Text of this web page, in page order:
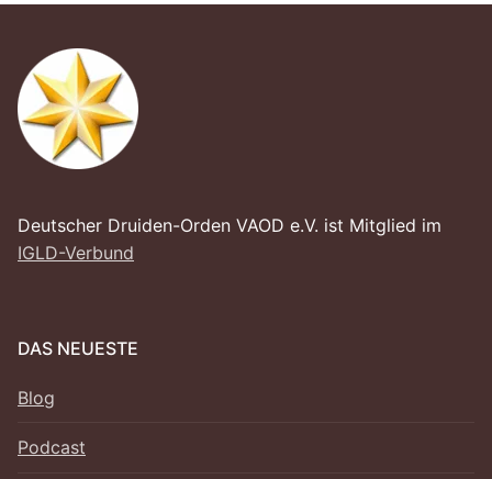
Deutscher Druiden-Orden VAOD e.V. ist Mitglied im
IGLD-Verbund
DAS NEUESTE
Blog
Podcast